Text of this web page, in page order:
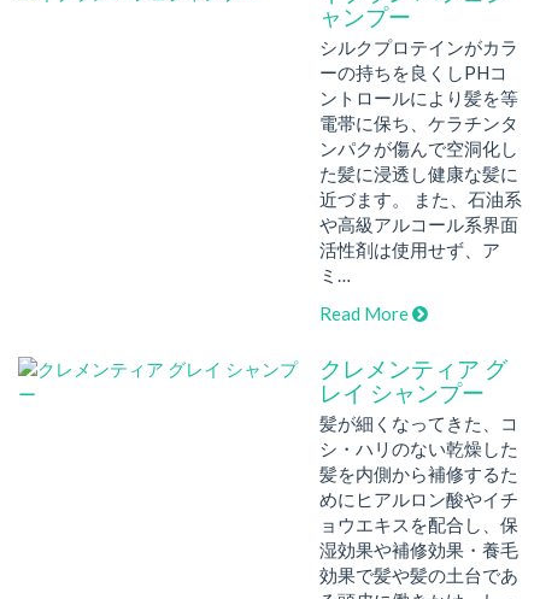
ャンプー
シルクプロテインがカラ
ーの持ちを良くしPHコ
ントロールにより髪を等
電帯に保ち、ケラチンタ
ンパクが傷んで空洞化し
た髪に浸透し健康な髪に
近づます。 また、石油系
や高級アルコール系界面
活性剤は使用せず、ア
ミ…
Read More
クレメンティア グ
レイ シャンプー
髪が細くなってきた、コ
シ・ハリのない乾燥した
髪を内側から補修するた
めにヒアルロン酸やイチ
ョウエキスを配合し、保
湿効果や補修効果・養毛
効果で髪や髪の土台であ